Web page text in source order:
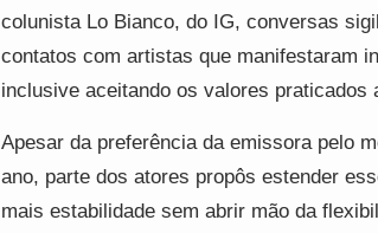
colunista Lo Bianco, do IG, conversas
contatos com artistas que manifestaram
inclusive aceitando os valores praticados
Apesar da preferência da emissora pelo
ano, parte dos atores propôs estender
mais estabilidade sem abrir mão da